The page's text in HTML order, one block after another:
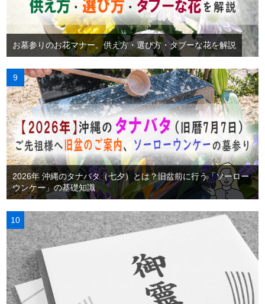
お墓参りのお花マナー。供え方・選び方・タブーな花を解説
2026年 沖縄のタナバタ（七夕）とは？旧盆前に行う「ソーロー
ウンケー」の基礎知識